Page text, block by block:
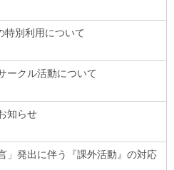
別利用について
ークル活動について
知らせ
」発出に伴う『課外活動』の対応